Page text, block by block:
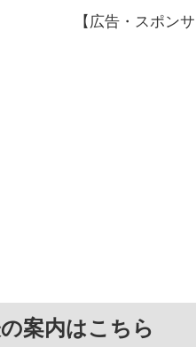
【広告・スポン
案内はこちら